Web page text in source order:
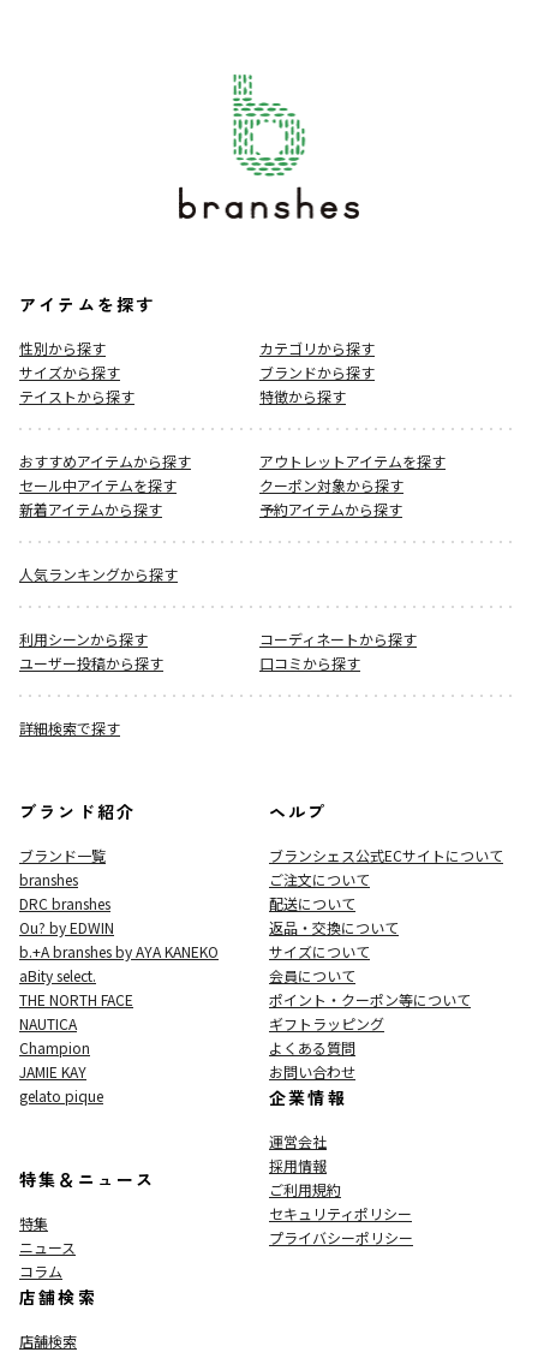
アイテムを探す
性別から探す
カテゴリから探す
サイズから探す
ブランドから探す
テイストから探す
特徴から探す
おすすめアイテムから探す
アウトレットアイテムを探す
セール中アイテムを探す
クーポン対象から探す
新着アイテムから探す
予約アイテムから探す
人気ランキングから探す
利用シーンから探す
コーディネートから探す
ユーザー投稿から探す
口コミから探す
詳細検索で探す
ブランド紹介
ブランド一覧
branshes
DRC branshes
Ou? by EDWIN
b.+A branshes by AYA KANEKO
aBity select.
THE NORTH FACE
NAUTICA
Champion
JAMIE KAY
gelato pique
特集＆ニュース
特集
ニュース
コラム
店舗検索
店舗検索
ヘルプ
ブランシェス公式ECサイトについて
ご注文について
配送について
返品・交換について
サイズについて
会員について
ポイント・クーポン等について
ギフトラッピング
よくある質問
お問い合わせ
企業情報
運営会社
採用情報
ご利用規約
セキュリティポリシー
プライバシーポリシー